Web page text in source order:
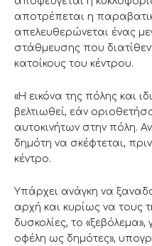
αποτρέπεται η
απελευθερώνεται ένας
στάθμευσης που
κατοίκους του κέντρου.
«Η εικόνα της πόλης και
βελτιωθεί, εάν
αυτοκινήτων στην πόλη.
δημότη να σκέφτεται,
κέντρο.
Υπάρχει ανάγκη να
αρχή και κυρίως να τους
δυσκολίες, το
οφέλη ως δημότες»,